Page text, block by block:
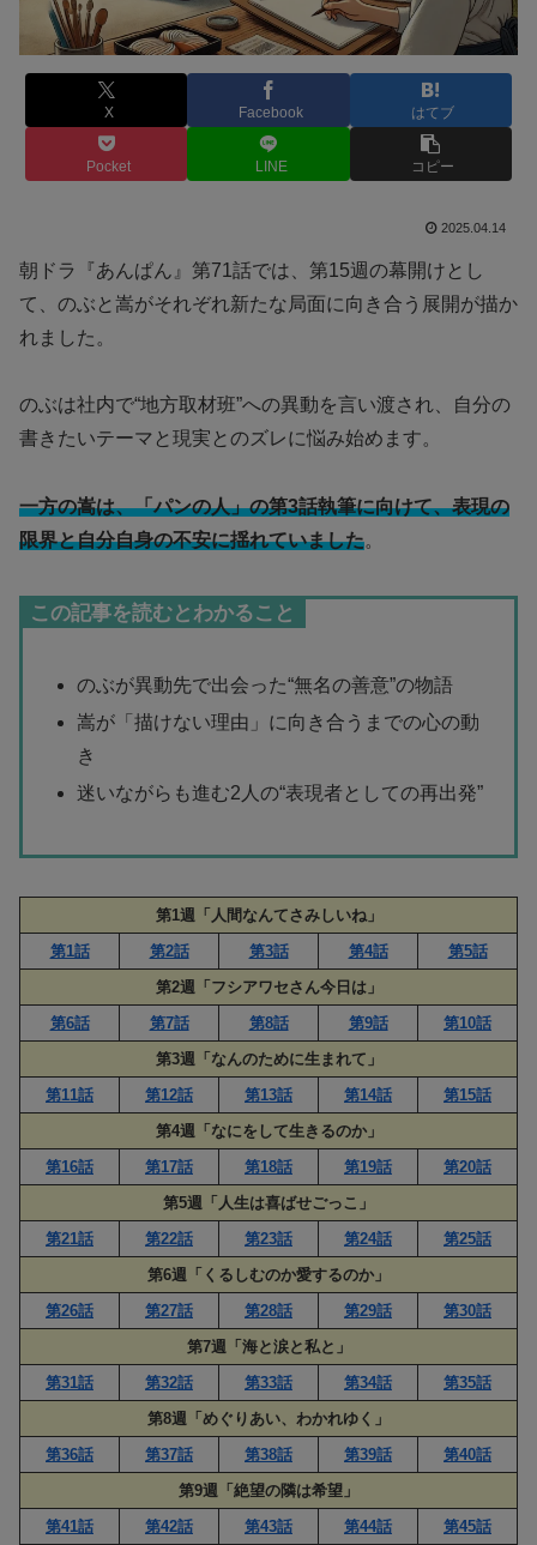
X Facebook はてブ
Pocket LINE コピー
2025.04.14
朝ドラ『あんぱん』第71話では、第15週の幕開けとし
て、のぶと嵩がそれぞれ新たな局面に向き合う展開が描か
れました。
のぶは社内で“地方取材班”への異動を言い渡され、自分の
書きたいテーマと現実とのズレに悩み始めます。
一方の嵩は、「パンの人」の第3話執筆に向けて、表現の
限界と自分自身の不安に揺れていました。
この記事を読むとわかること
のぶが異動先で出会った“無名の善意”の物語
嵩が「描けない理由」に向き合うまでの心の動
き
迷いながらも進む2人の“表現者としての再出発”
第1週「人間なんてさみしいね」
第1話
第2話 第3話 第4話
第5話
第2週「フシアワセさん今日は」
第6話
第7話 第8話 第9話
第10話
第3週「なんのために生まれて」
第11話
第12話 第13話 第14話
第15話
第4週「なにをして生きるのか」
第16話
第17話 第18話 第19話
第20話
第5週「人生は喜ばせごっこ」
第21話
第22話 第23話 第24話
第25話
第6週「くるしむのか愛するのか」
第26話
第27話 第28話 第29話
第30話
第7週「海と涙と私と」
第31話
第32話 第33話 第34話
第35話
第8週「めぐりあい、わかれゆく」
第36話
第37話 第38話 第39話
第40話
第9週「絶望の隣は希望」
第41話
第42話 第43話 第44話 第45話